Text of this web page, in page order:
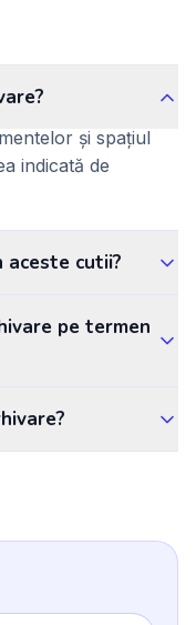
și spațiul
indicată de
aceste cutii?
pe termen